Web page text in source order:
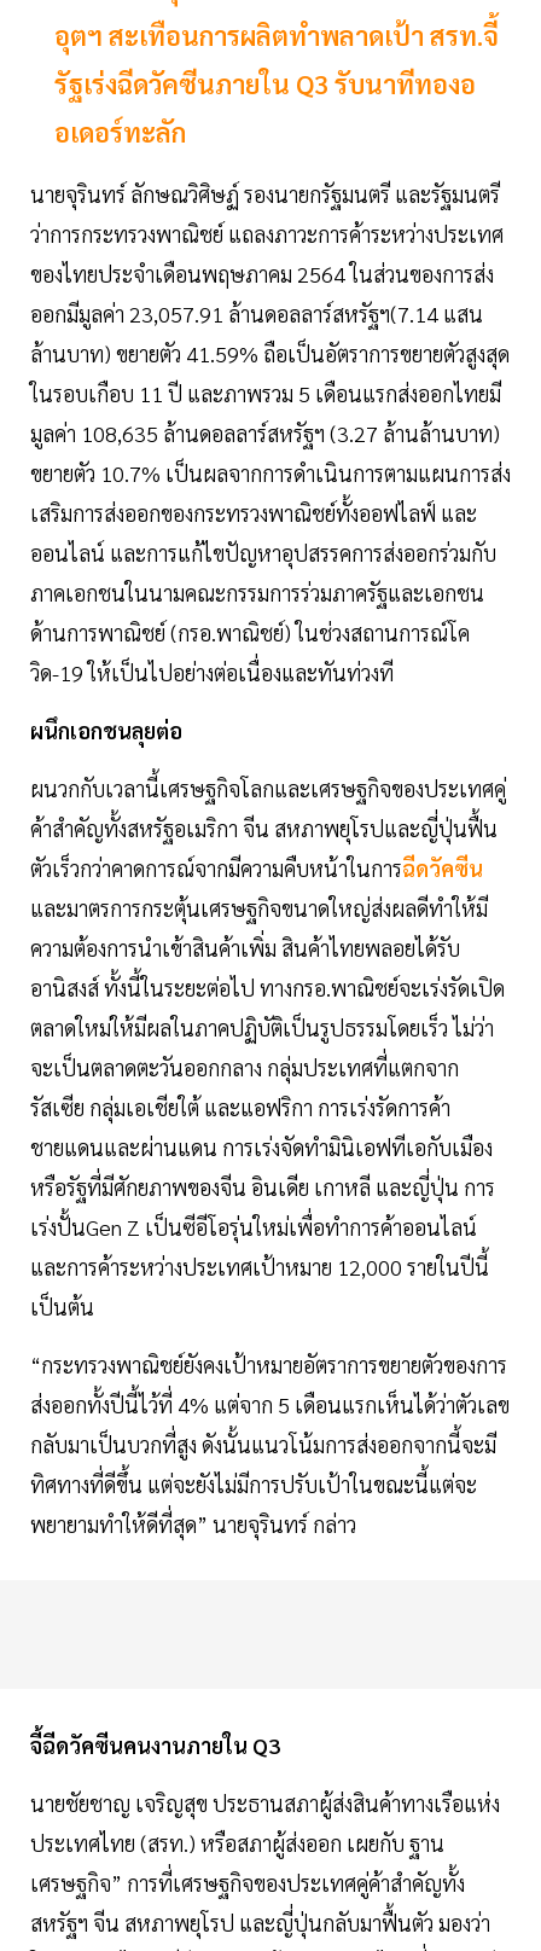
อุตฯ สะเทือนการผลิตทำพลาดเป้า สรท.จี้
รัฐเร่งฉีดวัคซีนภายใน Q3 รับนาทีทองอ
อเดอร์ทะลัก
นายจุรินทร์ ลักษณวิศิษฏ์ รองนายกรัฐมนตรี และรัฐมนตรี
ว่าการกระทรวงพาณิชย์ แถลงภาวะการค้าระหว่างประเทศ
ของไทยประจำเดือนพฤษภาคม 2564 ในส่วนของการส่ง
ออกมีมูลค่า 23,057.91 ล้านดอลลาร์สหรัฐฯ(7.14 แสน
ล้านบาท) ขยายตัว 41.59% ถือเป็นอัตราการขยายตัวสูงสุด
ในรอบเกือบ 11 ปี และภาพรวม 5 เดือนแรกส่งออกไทยมี
มูลค่า 108,635 ล้านดอลลาร์สหรัฐฯ (3.27 ล้านล้านบาท)
ขยายตัว 10.7% เป็นผลจากการดำเนินการตามแผนการส่ง
เสริมการส่งออกของกระทรวงพาณิชย์ทั้งออฟไลฟ์ และ
ออนไลน์ และการแก้ไขปัญหาอุปสรรคการส่งออกร่วมกับ
ภาคเอกชนในนามคณะกรรมการร่วมภาครัฐและเอกชน
ด้านการพาณิชย์ (กรอ.พาณิชย์) ในช่วงสถานการณ์โค
วิด-19 ให้เป็นไปอย่างต่อเนื่องและทันท่วงที
ผนึกเอกชนลุยต่อ
ผนวกกับเวลานี้เศรษฐกิจโลกและเศรษฐกิจของประเทศคู่
ค้าสำคัญทั้งสหรัฐอเมริกา จีน สหภาพยุโรปและญี่ปุ่นฟื้น
ตัวเร็วกว่าคาดการณ์จากมีความคืบหน้าในการฉีดวัคซีน
และมาตรการกระตุ้นเศรษฐกิจขนาดใหญ่ส่งผลดีทำให้มี
ความต้องการนำเข้าสินค้าเพิ่ม สินค้าไทยพลอยได้รับ
อานิสงส์ ทั้งนี้ในระยะต่อไป ทางกรอ.พาณิชย์จะเร่งรัดเปิด
ตลาดใหม่ให้มีผลในภาคปฏิบัติเป็นรูปธรรมโดยเร็ว ไม่ว่า
จะเป็นตลาดตะวันออกกลาง กลุ่มประเทศที่แตกจาก
รัสเซีย กลุ่มเอเชียใต้ และแอฟริกา การเร่งรัดการค้า
ชายแดนและผ่านแดน การเร่งจัดทำมินิเอฟทีเอกับเมือง
หรือรัฐที่มีศักยภาพของจีน อินเดีย เกาหลี และญี่ปุ่น การ
เร่งปั้นGen Z เป็นซีอีโอรุ่นใหม่เพื่อทำการค้าออนไลน์
และการค้าระหว่างประเทศเป้าหมาย 12,000 รายในปีนี้
เป็นต้น
“กระทรวงพาณิชย์ยังคงเป้าหมายอัตราการขยายตัวของการ
ส่งออกทั้งปีนี้ไว้ที่ 4% แต่จาก 5 เดือนแรกเห็นได้ว่าตัวเลข
กลับมาเป็นบวกที่สูง ดังนั้นแนวโน้มการส่งออกจากนี้จะมี
ทิศทางที่ดีขึ้น แต่จะยังไม่มีการปรับเป้าในขณะนี้แต่จะ
พยายามทำให้ดีที่สุด” นายจุรินทร์ กล่าว
จี้ฉีดวัคซีนคนงานภายใน Q3
นายชัยชาญ เจริญสุข ประธานสภาผู้ส่งสินค้าทางเรือแห่ง
ประเทศไทย (สรท.) หรือสภาผู้ส่งออก เผยกับ ฐาน
เศรษฐกิจ” การที่เศรษฐกิจของประเทศคู่ค้าสำคัญทั้ง
สหรัฐฯ จีน สหภาพยุโรป และญี่ปุ่นกลับมาฟื้นตัว มองว่า